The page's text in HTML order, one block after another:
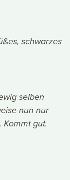
schwarzes
selben
nun nur
gut.